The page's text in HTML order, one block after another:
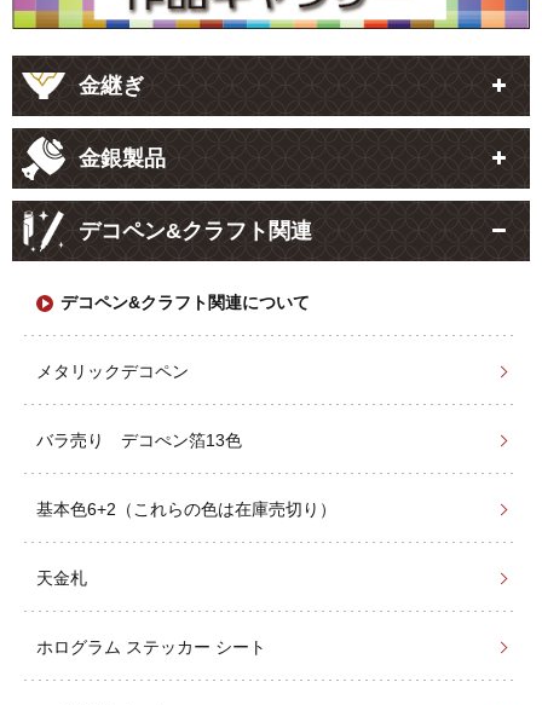
金継ぎ
金銀製品
デコペン&クラフト関連
デコペン&クラフト関連について
メタリックデコペン
バラ売り デコぺン箔13色
基本色6+2（これらの色は在庫売切り）
天金札
ホログラム ステッカー シート